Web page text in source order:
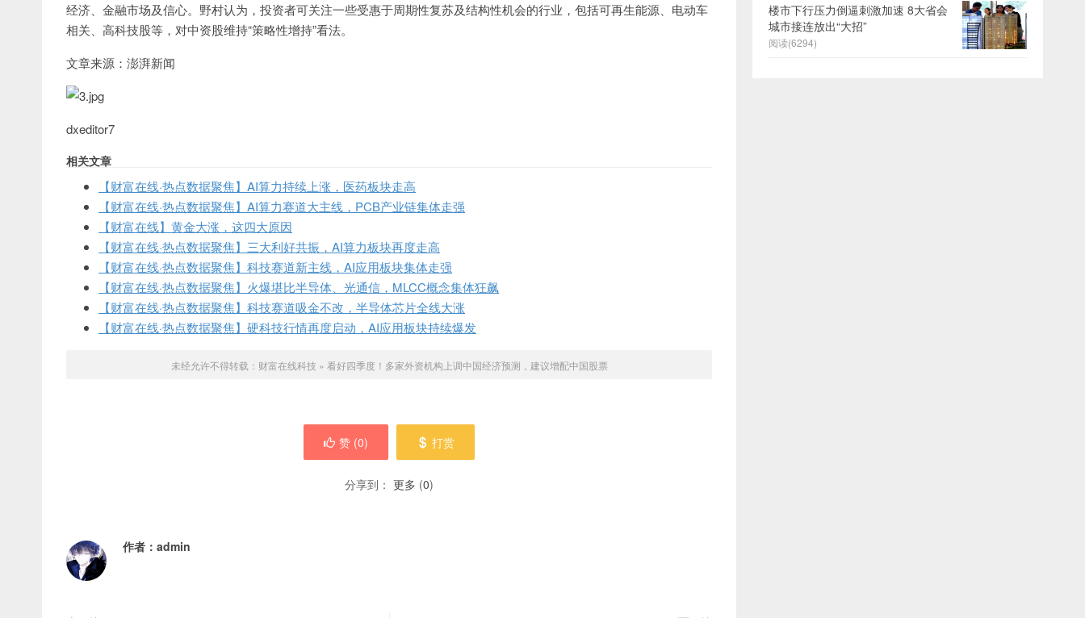
经济、金融市场及信心。野村认为，投资者可关注一些受惠于周期性复苏及结构性机会的行业，包括可再生能源、电动车
相关、高科技股等，对中资股维持“策略性增持”看法。
文章来源：澎湃新闻
dxeditor7
相关文章
【财富在线·热点数据聚焦】AI算力持续上涨，医药板块走高
【财富在线·热点数据聚焦】AI算力赛道大主线，PCB产业链集体走强
【财富在线】黄金大涨，这四大原因
【财富在线·热点数据聚焦】三大利好共振，AI算力板块再度走高
【财富在线·热点数据聚焦】科技赛道新主线，AI应用板块集体走强
【财富在线·热点数据聚焦】火爆堪比半导体、光通信，MLCC概念集体狂飙
【财富在线·热点数据聚焦】科技赛道吸金不改，半导体芯片全线大涨
【财富在线·热点数据聚焦】硬科技行情再度启动，AI应用板块持续爆发
未经允许不得转载： 财富在线科技 » 看好四季度！多家外资机构上调中国经济预测，建议增配中国股票
赞 (0) 打赏
分享到： 更多 (0)
作者： admin
楼市下行压力倒逼刺激加速 8大省会
城市接连放出“大招”
阅读(6294)